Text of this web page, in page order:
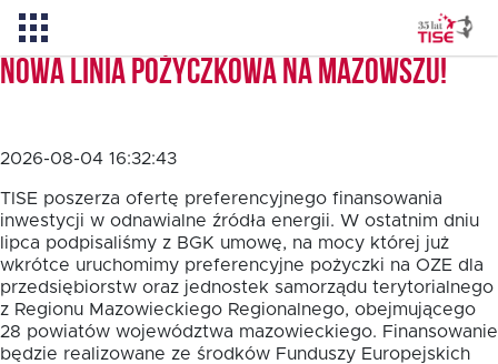
O TISE
Dlaczego TISE?
Pożyczka rozwojowa TISE – NOWOŚĆ!
Nowa linia pożyczkowa na Mazowszu!
2026-08-04 16:32:43
TISE poszerza ofertę preferencyjnego finansowania
inwestycji w odnawialne źródła energii. W ostatnim dniu
lipca podpisaliśmy z BGK umowę, na mocy której już
wkrótce uruchomimy preferencyjne pożyczki na OZE dla
przedsiębiorstw oraz jednostek samorządu terytorialnego
z Regionu Mazowieckiego Regionalnego, obejmującego
28 powiatów województwa mazowieckiego. Finansowanie
będzie realizowane ze środków Funduszy Europejskich